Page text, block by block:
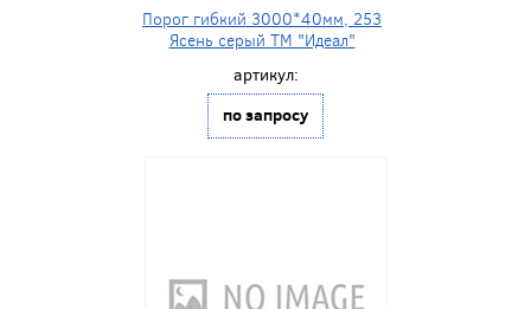
Порог гибкий 3000*40мм, 253
Ясень серый ТМ "Идеал"
артикул:
по запросу